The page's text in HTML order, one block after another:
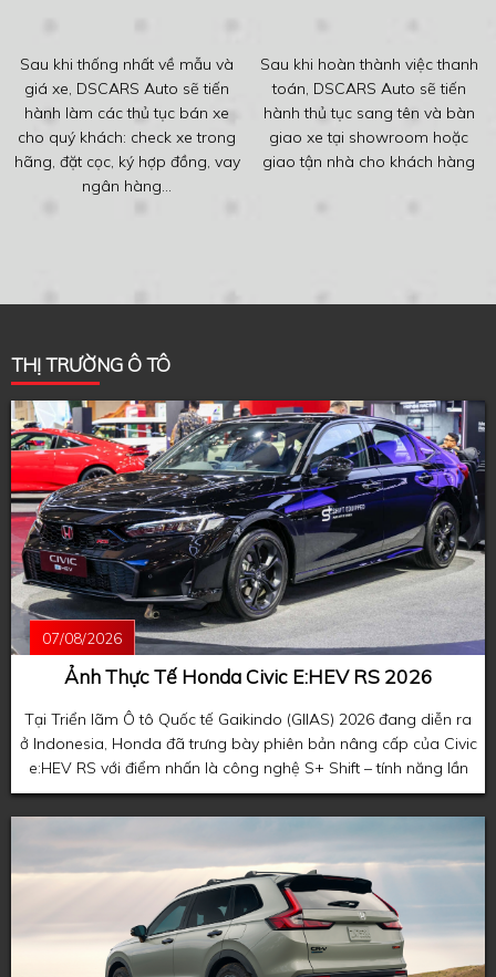
Sau khi thống nhất về mẫu và
giá xe, DSCARS Auto sẽ tiến
hành làm các thủ tục bán xe
cho quý khách: check xe trong
hãng, đặt cọc, ký hợp đồng, vay
ngân hàng...
Sau khi hoàn thành việc thanh
toán, DSCARS Auto sẽ tiến
hành thủ tục sang tên và bàn
giao xe tại showroom hoặc
giao tận nhà cho khách hàng
THỊ TRƯỜNG Ô TÔ
07/08/2026
Ảnh Thực Tế Honda Civic E:HEV RS 2026
Tại Triển lãm Ô tô Quốc tế Gaikindo (GIIAS) 2026 đang diễn ra
ở Indonesia, Honda đã trưng bày phiên bản nâng cấp của Civic
e:HEV RS với điểm nhấn là công nghệ S+ Shift – tính năng lần
đầu xuất hiện trên mẫu coupe thể thao Honda Prelude thế hệ
mới.